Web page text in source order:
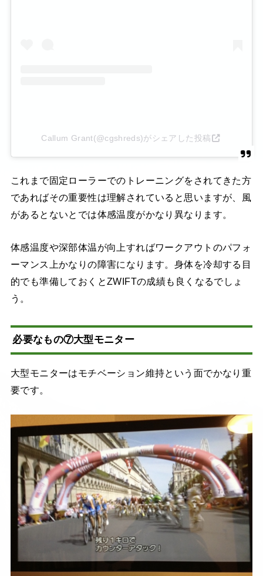
Callum Grant(@cgshreds)がシェアした投稿
これまで固定ローラーでのトレーニングをされてきた方
であればその重要性は理解されていると思いますが、風
があるとないとでは体感温度がかなり異なります。
体感温度や深部体温が向上すればワークアウトのパフォ
ーマンス上かなりの障害になります。身体を冷却する目
的でも準備しておくとZWIFTの成績も良くなるでしょ
う。
必要なもの⑦大型モニター
大型モニターはモチベーション維持という面でかなり重
要です。